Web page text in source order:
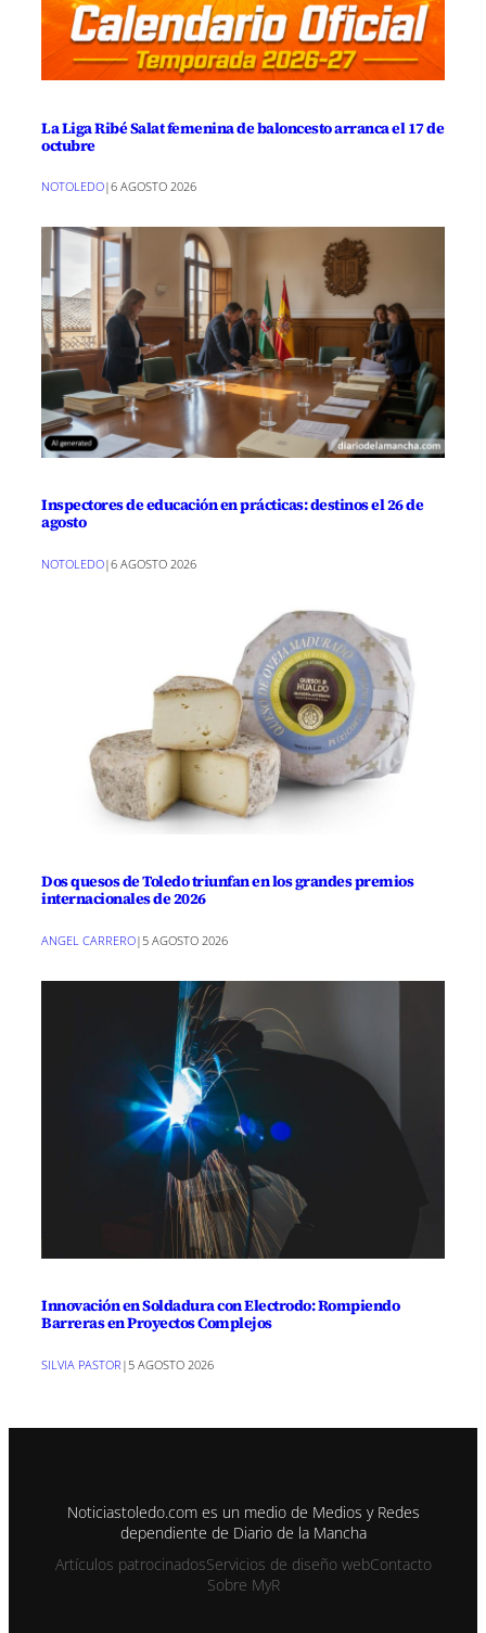
La Liga Ribé Salat femenina de baloncesto arranca el 17 de
octubre
NOTOLEDO|6 AGOSTO 2026
Inspectores de educación en prácticas: destinos el 26 de
agosto
NOTOLEDO|6 AGOSTO 2026
Dos quesos de Toledo triunfan en los grandes premios
internacionales de 2026
ANGEL CARRERO|5 AGOSTO 2026
Innovación en Soldadura con Electrodo: Rompiendo
Barreras en Proyectos Complejos
SILVIA PASTOR | 5 AGOSTO 2026
Noticiastoledo.com es un medio de Medios y Redes
dependiente de Diario de la Mancha
Artículos patrocinadosServicios de diseño webContacto
Sobre MyR